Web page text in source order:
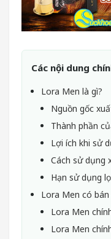
Các nội dung
Lora Men là gì?
Nguồn gốc
Thành phần
Lợi ích khi sử
Cách sử dụng
Hạn sử dụng
Lora Men có
Lora Men
Lora Men